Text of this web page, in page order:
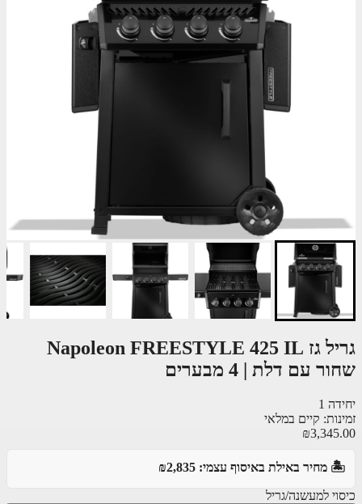
גריל גז Napoleon FREESTYLE 425 IL
עם דלת | 4 מבערים
1
קיים במלאי
מחיר באילת באיסוף עצמי: ₪2,835
למעשנה/גריל